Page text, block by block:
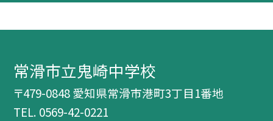
常滑市立鬼崎中学校
〒479-0848 愛知県常滑市港町3丁目1番地
TEL. 0569-42-0221